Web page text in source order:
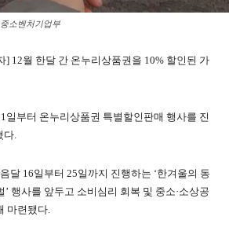
소벤처기업부
] 12월 한달 간 온누리상품권을 10% 할인된 가
일부터 온누리상품권 특별할인판매 행사를 진
다.
달 16일부터 25일까지 진행하는 ‘한겨울의 동
’ 행사를 앞두고 소비심리 회복 및 중소·소상공
마련됐다.